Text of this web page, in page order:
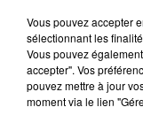
reconnu sa
excuses.
TITRES
12h00
12h00
Vous pouvez accepter
sélectionnant les
Vous pouvez
accepter". Vos
pouvez mettre à jour
moment via le lien